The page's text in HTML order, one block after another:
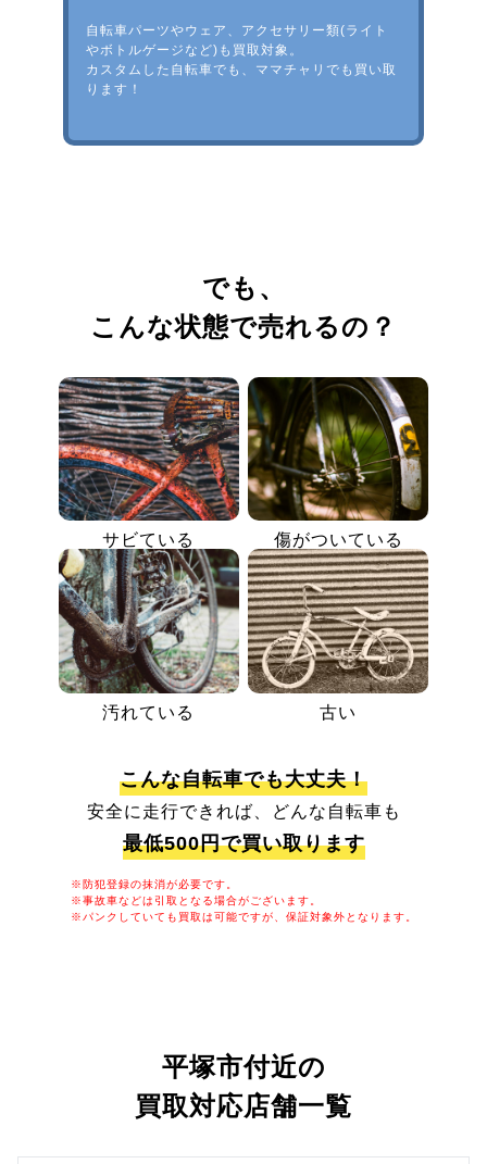
自転車パーツやウェア、アクセサリー類(ライト
やボトルゲージなど)も買取対象。
カスタムした自転車でも、ママチャリでも買い取
ります！
でも、
こんな状態で売れるの？
サビている 傷がついている
汚れている 古い
こんな自転車でも大丈夫！
安全に走行できれば、どんな自転車も
最低500円で買い取ります
※防犯登録の抹消が必要です。
※事故車などは引取となる場合がございます。
※パンクしていても買取は可能ですが、保証対象外となります。
平塚市付近の
買取対応店舗一覧